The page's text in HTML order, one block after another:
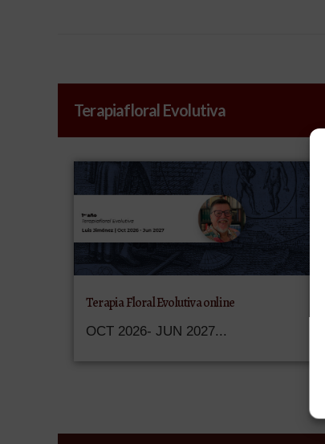
Terapiafloral Evolutiva
Terapia Floral Evolutiva online
OCT 2026- JUN 2027...